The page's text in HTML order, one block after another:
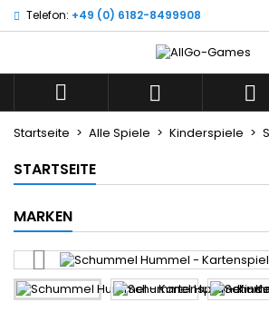
Telefon: +49 (0) 6182-8499908
  
Startseite Alle Spiele Kinderspiele
STARTSEITE
MARKEN
Wunschliste
((title))
((label))
Anmelden
Sie müssen angemeldet sein, um
Wunschliste hinzufügen zu können.